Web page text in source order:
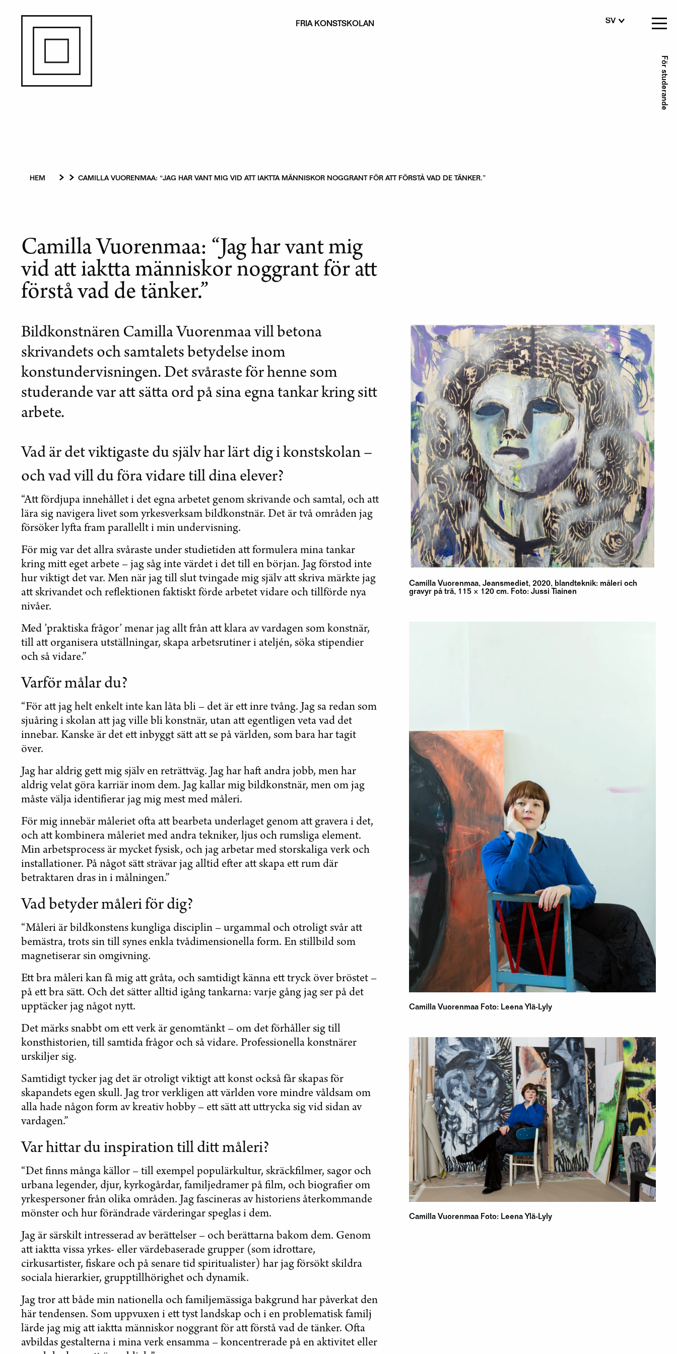
huvudinnehåll
FRIA KONSTSKOLAN
SV
För studerande
Länkstig
HEM CAMILLA VUORENMAA: “JAG HAR VANT MIG VID ATT IAKTTA MÄNNISKOR NOGGRANT FÖR ATT FÖRSTÅ VAD DE TÄNKER.”
Camilla Vuorenmaa: “Jag har vant mig
vid att iaktta människor noggrant för att
förstå vad de tänker.”
Bildkonstnären Camilla Vuorenmaa vill betona
skrivandets och samtalets betydelse inom
konstundervisningen. Det svåraste för henne som
studerande var att sätta ord på sina egna tankar kring sitt
arbete.
Vad är det viktigaste du själv har lärt dig i konstskolan –
och vad vill du föra vidare till dina elever?
“Att fördjupa innehållet i det egna arbetet genom skrivande och samtal, och att
lära sig navigera livet som yrkesverksam bildkonstnär. Det är två områden jag
försöker lyfta fram parallellt i min undervisning.
För mig var det allra svåraste under studietiden att formulera mina tankar
kring mitt eget arbete – jag såg inte värdet i det till en början. Jag förstod inte
hur viktigt det var. Men när jag till slut tvingade mig själv att skriva märkte jag
att skrivandet och reflektionen faktiskt förde arbetet vidare och tillförde nya
nivåer.
Med ’praktiska frågor’ menar jag allt från att klara av vardagen som konstnär,
till att organisera utställningar, skapa arbetsrutiner i ateljén, söka stipendier
och så vidare.”
Varför målar du?
“För att jag helt enkelt inte kan låta bli – det är ett inre tvång. Jag sa redan som
sjuåring i skolan att jag ville bli konstnär, utan att egentligen veta vad det
innebar. Kanske är det ett inbyggt sätt att se på världen, som bara har tagit
över.
Jag har aldrig gett mig själv en reträttväg. Jag har haft andra jobb, men har
aldrig velat göra karriär inom dem. Jag kallar mig bildkonstnär, men om jag
måste välja identifierar jag mig mest med måleri.
För mig innebär måleriet ofta att bearbeta underlaget genom att gravera i det,
och att kombinera måleriet med andra tekniker, ljus och rumsliga element.
Min arbetsprocess är mycket fysisk, och jag arbetar med storskaliga verk och
installationer. På något sätt strävar jag alltid efter att skapa ett rum där
betraktaren dras in i målningen.”
Vad betyder måleri för dig?
“Måleri är bildkonstens kungliga disciplin – urgammal och otroligt svår att
bemästra, trots sin till synes enkla tvådimensionella form. En stillbild som
magnetiserar sin omgivning.
Ett bra måleri kan få mig att gråta, och samtidigt känna ett tryck över bröstet –
på ett bra sätt. Och det sätter alltid igång tankarna: varje gång jag ser på det
upptäcker jag något nytt.
Det märks snabbt om ett verk är genomtänkt – om det förhåller sig till
konsthistorien, till samtida frågor och så vidare. Professionella konstnärer
urskiljer sig.
Samtidigt tycker jag det är otroligt viktigt att konst också får skapas för
skapandets egen skull. Jag tror verkligen att världen vore mindre våldsam om
alla hade någon form av kreativ hobby – ett sätt att uttrycka sig vid sidan av
vardagen.”
Var hittar du inspiration till ditt måleri?
“Det finns många källor – till exempel populärkultur, skräckfilmer, sagor och
urbana legender, djur, kyrkogårdar, familjedramer på film, och biografier om
yrkespersoner från olika områden. Jag fascineras av historiens återkommande
mönster och hur förändrade värderingar speglas i dem.
Jag är särskilt intresserad av berättelser – och berättarna bakom dem. Genom
att iaktta vissa yrkes- eller värdebaserade grupper (som idrottare,
cirkusartister, fiskare och på senare tid spiritualister) har jag försökt skildra
sociala hierarkier, grupptillhörighet och dynamik.
Jag tror att både min nationella och familjemässiga bakgrund har påverkat den
här tendensen. Som uppvuxen i ett tyst landskap och i en problematisk familj
lärde jag mig att iaktta människor noggrant för att förstå vad de tänker. Ofta
avbildas gestalterna i mina verk ensamma – koncentrerade på en aktivitet eller
Camilla Vuorenmaa, Jeansmediet, 2020, blandteknik: måleri och
gravyr på trä, 115 × 120 cm. Foto: Jussi Tiainen
Camilla Vuorenmaa Foto: Leena Ylä-Lyly
Camilla Vuorenmaa Foto: Leena Ylä-Lyly